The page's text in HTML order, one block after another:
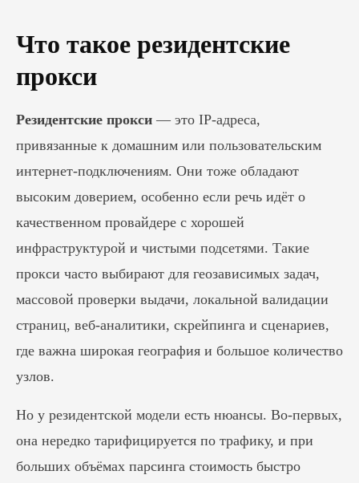
Что такое резидентские
прокси
Резидентские прокси — это IP-адреса,
привязанные к домашним или пользовательским
интернет-подключениям. Они тоже обладают
высоким доверием, особенно если речь идёт о
качественном провайдере с хорошей
инфраструктурой и чистыми подсетями. Такие
прокси часто выбирают для геозависимых задач,
массовой проверки выдачи, локальной валидации
страниц, веб-аналитики, скрейпинга и сценариев,
где важна широкая география и большое количество
узлов.
Но у резидентской модели есть нюансы. Во-первых,
она нередко тарифицируется по трафику, и при
больших объёмах парсинга стоимость быстро